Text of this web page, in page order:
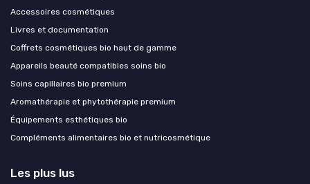
Accessoires cosmétiques
Livres et documentation
Coffrets cosmétiques bio haut de gamme
Appareils beauté compatibles soins bio
Soins capillaires bio premium
Aromathérapie et phytothérapie premium
Équipements esthétiques bio
Compléments alimentaires bio et nutricosmétique
Les plus lus